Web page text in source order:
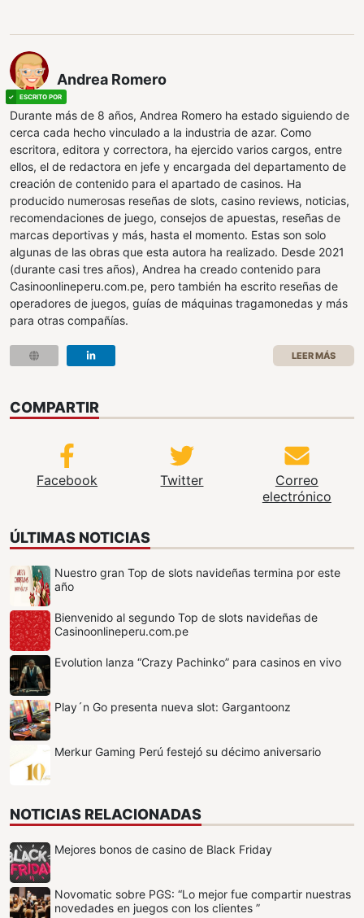
Andrea Romero
Durante más de 8 años, Andrea Romero ha estado siguiendo de
cerca cada hecho vinculado a la industria de azar. Como
escritora, editora y correctora, ha ejercido varios cargos, entre
ellos, el de redactora en jefe y encargada del departamento de
creación de contenido para el apartado de casinos. Ha
producido numerosas reseñas de slots, casino reviews, noticias,
recomendaciones de juego, consejos de apuestas, reseñas de
marcas deportivas y más, hasta el momento. Estas son solo
algunas de las obras que esta autora ha realizado. Desde 2021
(durante casi tres años), Andrea ha creado contenido para
Casinoonlineperu.com.pe, pero también ha escrito reseñas de
operadores de juegos, guías de máquinas tragamonedas y más
para otras compañías.
LEER MÁS
COMPARTIR
Facebook Twitter
Correo
electrónico
ÚLTIMAS NOTICIAS
Nuestro gran Top de slots navideñas termina por este
año
Bienvenido al segundo Top de slots navideñas de
Casinoonlineperu.com.pe
Evolution lanza “Crazy Pachinko” para casinos en vivo
Play´n Go presenta nueva slot: Gargantoonz
Merkur Gaming Perú festejó su décimo aniversario
NOTICIAS RELACIONADAS
Mejores bonos de casino de Black Friday
Novomatic sobre PGS: “Lo mejor fue compartir nuestras
novedades en juegos con los clientes ”